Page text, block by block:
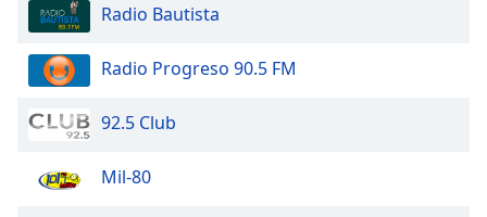
Text
Edge
Style
Family
Radio Bautista
Radio Progreso 90.5 FM
92.5 Club
Mil-80